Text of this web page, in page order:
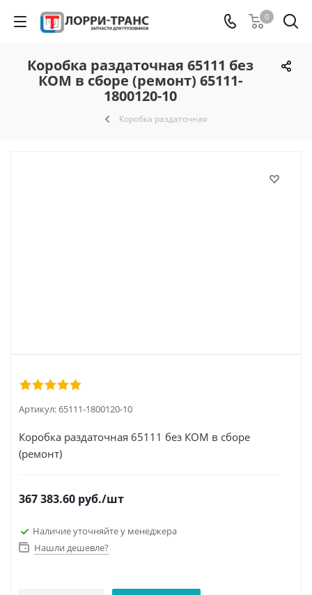
0
Коробка раздаточная 65111 без
КОМ в сборе (ремонт) 65111-
1800120-10
Коробка раздаточная
Артикул:65111-1800120-10
Коробка раздаточная 65111 без КОМ в сборе
(ремонт)
367 383.60 руб./шт
Наличие уточняйте у менеджера
Нашли дешевле?